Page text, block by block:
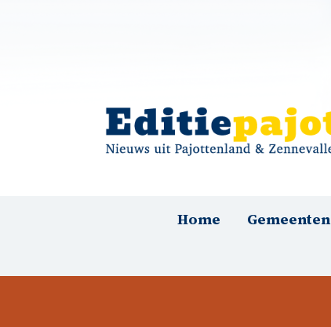
HoofdnavigatieHome Gemeenten